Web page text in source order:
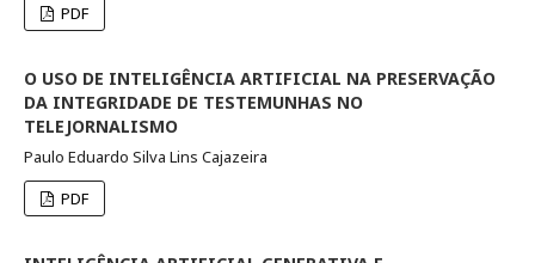
PDF
O USO DE INTELIGÊNCIA ARTIFICIAL NA PRESERVAÇÃO
DA INTEGRIDADE DE TESTEMUNHAS NO
TELEJORNALISMO
Paulo Eduardo Silva Lins Cajazeira
PDF